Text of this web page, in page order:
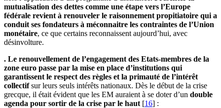
mutualisation des dettes comme une étape vers l’Europe
fédérale revient à renouveler le raisonnement propitiatoire qui a
conduit ses fondateurs à méconnaitre les contraintes de l’Union
monétaire, ce que certains reconnaissent aujourd’hui, avec
désinvolture.
. Le renouvellement de l’engagement des Etats-membres de la
zone euro passe par la mise en place d’institutions qui
garantissent le respect des règles et la primauté de l’intérêt
collectifsur leurs seuls intérêts nationaux. Dès le début de la crise
grecque, il était évident que les EM auraient à se doter d’un double
agenda pour sortir de la crise par le haut [16] :